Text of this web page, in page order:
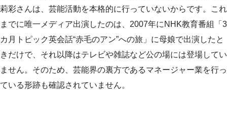
莉彩さんは、芸能活動を本格的に行っていないからです。これ
までに唯一メディア出演したのは、2007年にNHK教育番組「3
カ月トピック英会話“赤毛のアン”への旅」に母娘で出演したと
きだけで、それ以降はテレビや雑誌など公の場には登場してい
ません。そのため、芸能界の裏方であるマネージャー業を行っ
ている形跡も確認されていません。